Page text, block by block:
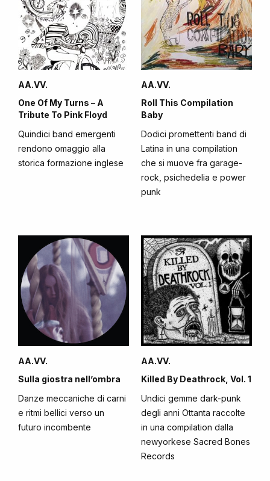
AA.VV.
One Of My Turns – A
Tribute To Pink Floyd
Quindici band emergenti
rendono omaggio alla
storica formazione inglese
AA.VV.
Roll This Compilation
Baby
Dodici promettenti band di
Latina in una compilation
che si muove fra garage-
rock, psichedelia e power
punk
AA.VV.
Sulla giostra nell’ombra
Danze meccaniche di carni
e ritmi bellici verso un
futuro incombente
AA.VV.
Killed By Deathrock, Vol. 1
Undici gemme dark-punk
degli anni Ottanta raccolte
in una compilation dalla
newyorkese Sacred Bones
Records